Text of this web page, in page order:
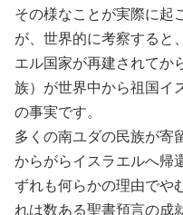
その様なことが実際に起
が、世界的に考察すると
エル国家が再建されてか
族）が世界中から祖国イ
の事実です。
多くの南ユダの民族が寄
からがらイスラエルへ帰
ずれも何らかの理由でや
れは数ある聖書預言の成